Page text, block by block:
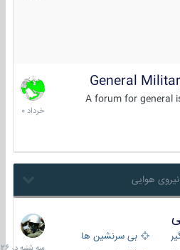
General
A forum for
10
خرداد
1400
بی سرنشین ها
سه
شنبه
در